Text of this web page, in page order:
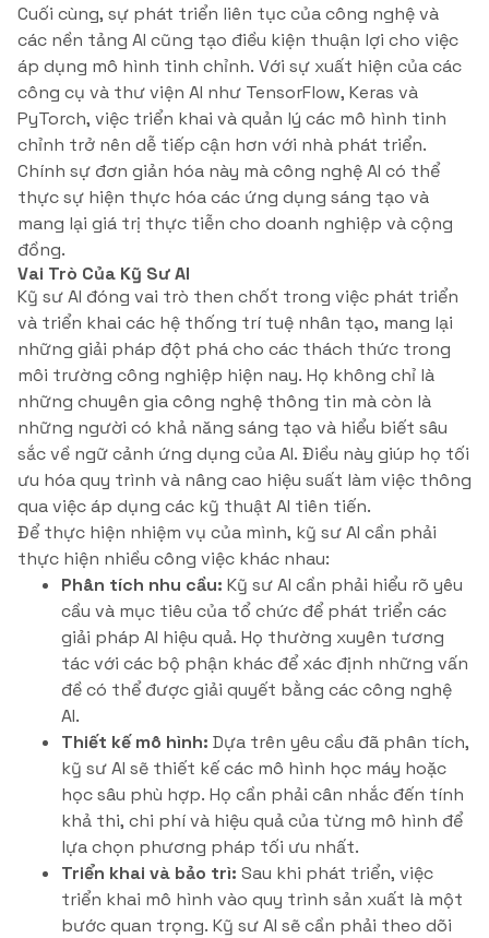
Cuối cùng, sự phát triển liên tục của công nghệ và
các nền tảng AI cũng tạo điều kiện thuận lợi cho việc
áp dụng mô hình tinh chỉnh. Với sự xuất hiện của các
công cụ và thư viện AI như TensorFlow, Keras và
PyTorch, việc triển khai và quản lý các mô hình tinh
chỉnh trở nên dễ tiếp cận hơn với nhà phát triển.
Chính sự đơn giản hóa này mà công nghệ AI có thể
thực sự hiện thực hóa các ứng dụng sáng tạo và
mang lại giá trị thực tiễn cho doanh nghiệp và cộng
đồng.
Vai Trò Của Kỹ Sư AI
Kỹ sư AI đóng vai trò then chốt trong việc phát triển
và triển khai các hệ thống trí tuệ nhân tạo, mang lại
những giải pháp đột phá cho các thách thức trong
môi trường công nghiệp hiện nay. Họ không chỉ là
những chuyên gia công nghệ thông tin mà còn là
những người có khả năng sáng tạo và hiểu biết sâu
sắc về ngữ cảnh ứng dụng của AI. Điều này giúp họ tối
ưu hóa quy trình và nâng cao hiệu suất làm việc thông
qua việc áp dụng các kỹ thuật AI tiên tiến.
Để thực hiện nhiệm vụ của mình, kỹ sư AI cần phải
thực hiện nhiều công việc khác nhau:
Phân tích nhu cầu: Kỹ sư AI cần phải hiểu rõ yêu
cầu và mục tiêu của tổ chức để phát triển các
giải pháp AI hiệu quả. Họ thường xuyên tương
tác với các bộ phận khác để xác định những vấn
đề có thể được giải quyết bằng các công nghệ
AI.
Thiết kế mô hình: Dựa trên yêu cầu đã phân tích,
kỹ sư AI sẽ thiết kế các mô hình học máy hoặc
học sâu phù hợp. Họ cần phải cân nhắc đến tính
khả thi, chi phí và hiệu quả của từng mô hình để
lựa chọn phương pháp tối ưu nhất.
Triển khai và bảo trì: Sau khi phát triển, việc
triển khai mô hình vào quy trình sản xuất là một
bước quan trọng. Kỹ sư AI sẽ cần phải theo dõi